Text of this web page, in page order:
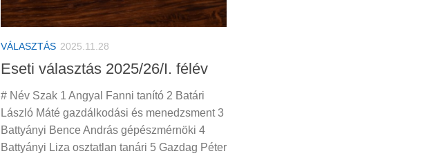
VÁLASZTÁS 2025.11.28
Eseti választás 2025/26/I. félév
# Név Szak 1 Angyal Fanni tanító 2 Batári
László Máté gazdálkodási és menedzsment 3
Battyányi Bence András gépészmérnöki 4
Battyányi Liza osztatlan tanári 5 Gazdag Péter